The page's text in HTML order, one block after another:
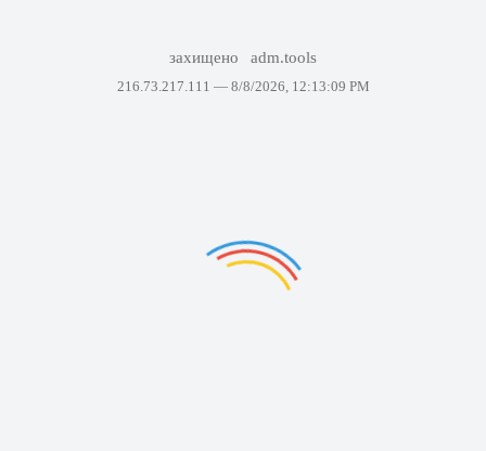
захищено adm.tools
216.73.217.111 — 8/8/2026, 12:13:09 PM